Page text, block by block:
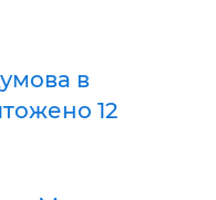
в
12